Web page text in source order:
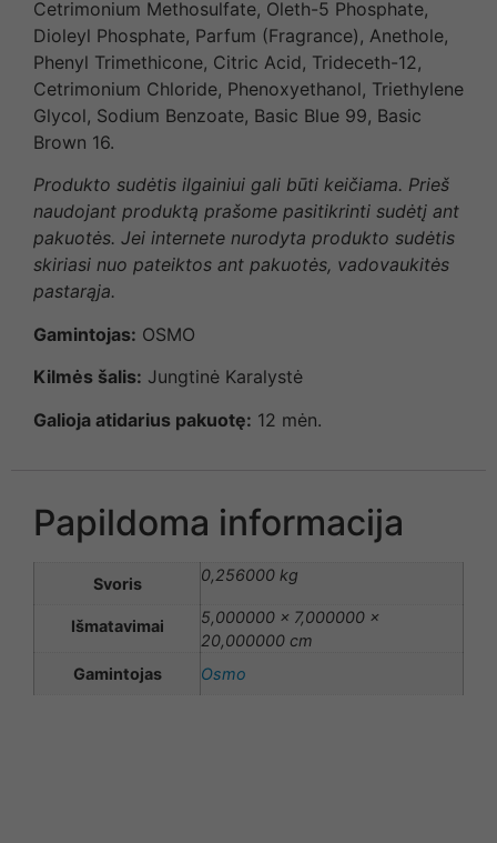
Cetrimonium Methosulfate, Oleth-5 Phosphate,
Dioleyl Phosphate, Parfum (Fragrance), Anethole,
Phenyl Trimethicone, Citric Acid, Trideceth-12,
Cetrimonium Chloride, Phenoxyethanol, Triethylene
Glycol, Sodium Benzoate, Basic Blue 99, Basic
Brown 16.
Produkto sudėtis ilgainiui gali būti keičiama. Prieš
naudojant produktą prašome pasitikrinti sudėtį ant
pakuotės. Jei internete nurodyta produkto sudėtis
skiriasi nuo pateiktos ant pakuotės, vadovaukitės
pastarąja.
Gamintojas: OSMO
Kilmės šalis: Jungtinė Karalystė
Galioja atidarius pakuotę: 12 mėn.
Papildoma informacija
Svoris 0,256000 kg
Išmatavimai
5,000000 × 7,000000 ×
20,000000 cm
Gamintojas
Osmo